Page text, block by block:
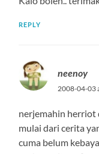
REPLY
neenoy
2008-04-03
nerjemahin herriot
mulai dari cerita
cuma belum